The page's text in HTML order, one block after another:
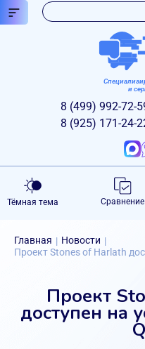
и
8 (499) 992-72-
8 (925) 171-24-
Тёмная тема Сравнение
Главная | Новости |
Проект Stones of Harlath
Проект
доступен на